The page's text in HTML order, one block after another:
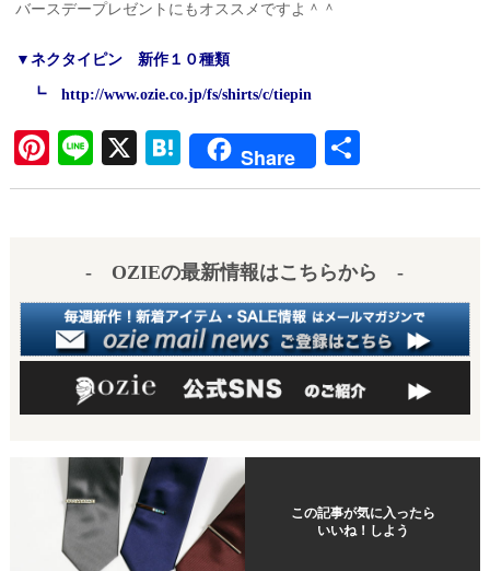
バースデープレゼントにもオススメですよ＾＾
▼ネクタイピン 新作１０種類
┗ http://www.ozie.co.jp/fs/shirts/c/tiepin
Pi
nt
Li
ne
X
H
at
a
Share
有
- OZIEの最新情報はこちらから -
この記事が気に入ったら
いいね！しよう